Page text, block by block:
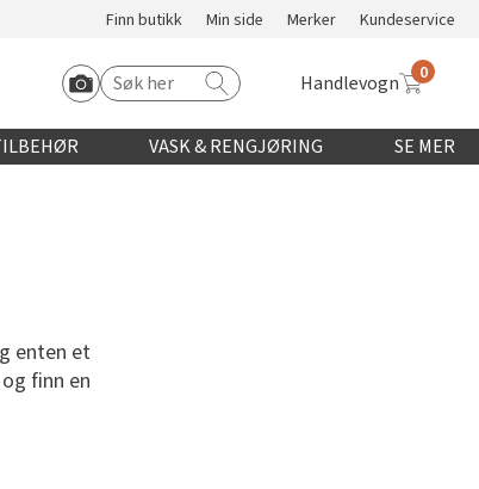
Finn butikk Min side Merker Kundeservice
Start Roomvo
Søk etter: Handlevogn 0
VASK & RENGJØRING SE MER
enten et
finn en